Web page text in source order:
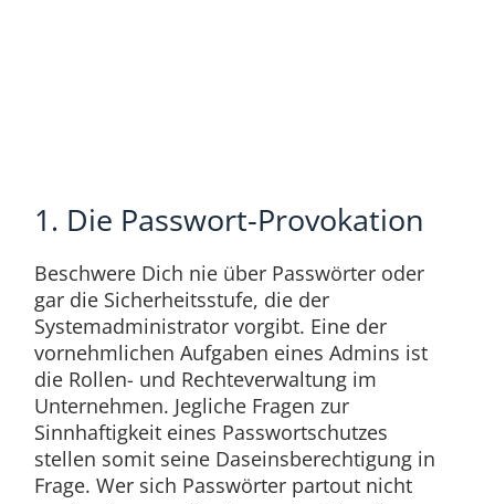
1. Die Passwort-Provokation
Beschwere Dich nie über Passwörter oder
gar die Sicherheitsstufe, die der
Systemadministrator vorgibt. Eine der
vornehmlichen Aufgaben eines Admins ist
die Rollen- und Rechteverwaltung im
Unternehmen. Jegliche Fragen zur
Sinnhaftigkeit eines Passwortschutzes
stellen somit seine Daseinsberechtigung in
Frage. Wer sich Passwörter partout nicht